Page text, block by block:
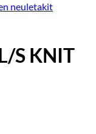
neuletakit
S KNIT